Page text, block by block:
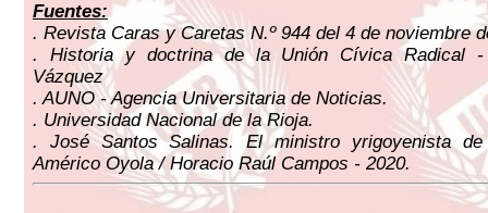
Fuentes:
. Revista Caras y Caretas N.º 944 del 4 de noviembre
. Historia y doctrina de la Unión Cívica Radical -
Vázquez
. AUNO - Agencia Universitaria de Noticias.
. Universidad Nacional de la Rioja.
. José Santos Salinas. El ministro yrigoyenista
Américo Oyola / Horacio Raúl Campos - 2020.